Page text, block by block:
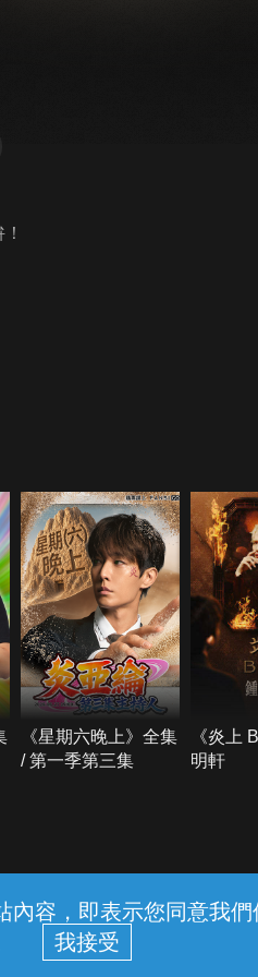
容，即表示您同意我
《星期六晚上》全集
/ 第一季第三集
《炎上
明軒
© 2026